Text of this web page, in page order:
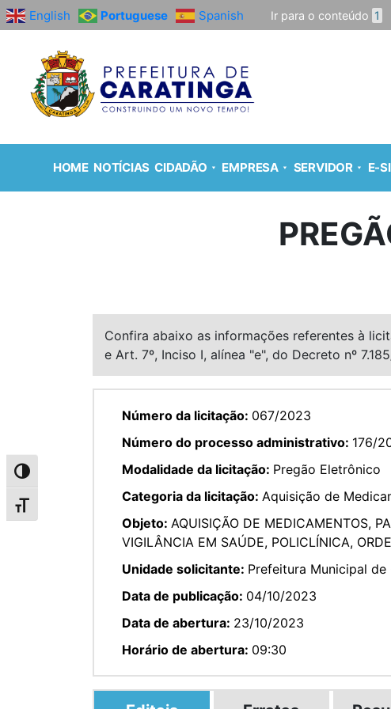
Alternar alto contraste
Alternar tamanho da fonte
English Portuguese Spanish Ir para o conteúdo 1
HOME NOTÍCIAS CIDADÃO EMPRESA SERVIDOR E-
Confira abaixo as informações referentes à
e Art. 7º, Inciso I, alínea "e", do Decreto nº
Número da licitação: 067/2023
Número do processo administrativo: 176/
Modalidade da licitação: Pregão Eletrônico
Categoria da licitação: Aquisição de
Objeto: AQUISIÇÃO DE MEDICAMENTOS,
VIGILÂNCIA EM SAÚDE, POLICLÍNICA,
Unidade solicitante: Prefeitura Municipal de
Data de publicação: 04/10/2023
Data de abertura: 23/10/2023
Horário de abertura: 09:30